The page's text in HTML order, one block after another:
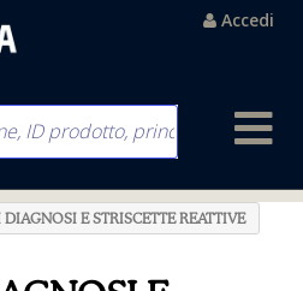
Accedi
DIAGNOSI E STRISCETTE REATTIVE